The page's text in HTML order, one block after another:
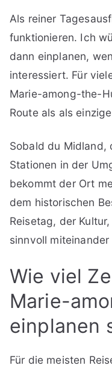
Als reiner
funktionieren. Ich
dann einplanen,
interessiert. Für
Marie-among-the-
Route als als
Sobald du Midland,
Stationen in der
bekommt der Ort
dem historischen
Reisetag, der
sinnvoll
Wie viel
Marie-
einplanen
Für die meisten